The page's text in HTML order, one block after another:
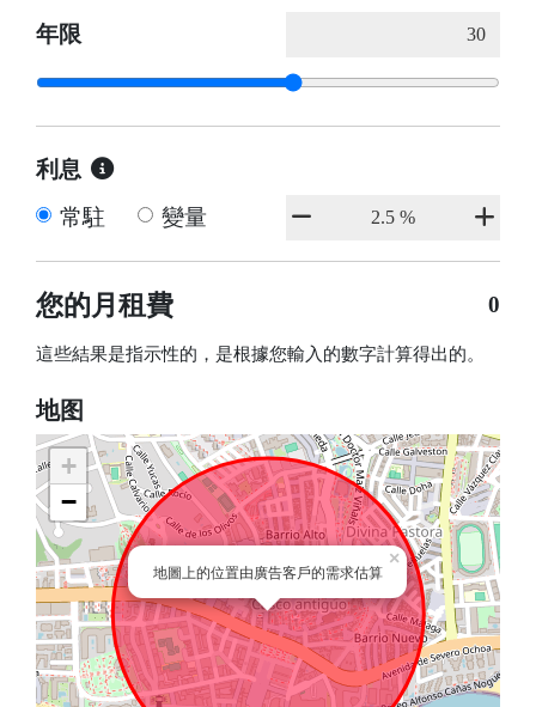
年限
利息
常駐
變量
您的月租費 0
這些結果是指示性的，是根據您輸入的數字計算得出的。
地图
地圖上的位置由廣告客戶的需求估算
×
+
−